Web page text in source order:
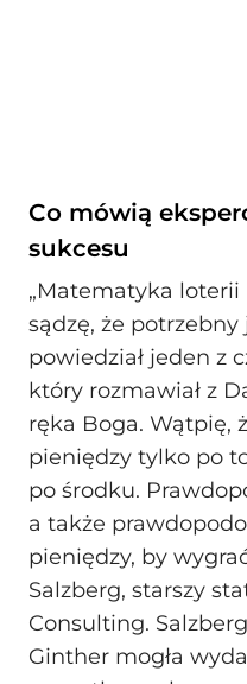
Co mówią
sukcesu
„Matematyka
sądzę, że potrzebny
powiedział jeden z
który rozmawiał z
ręka Boga. Wątpię,
pieniędzy tylko po
po środku.
a także
pieniędzy, by
Salzberg, starszy
Consulting.
Ginther mogła